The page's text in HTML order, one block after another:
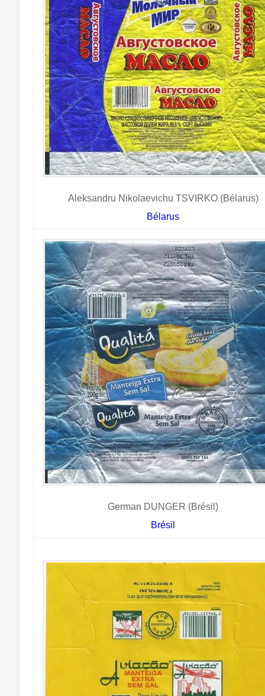
Aleksandru Nikolaevichu TSVIRKO (Bélarus)
Bélarus
German DUNGER (Brésil)
Brésil